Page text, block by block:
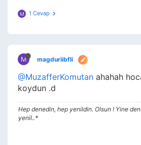
M 1 Cevap
M magduriibfli
@MuzafferKomutan ahahah
koydun .d
Hep denedin, hep yenildin. Olsun ! Yine
yenil..*